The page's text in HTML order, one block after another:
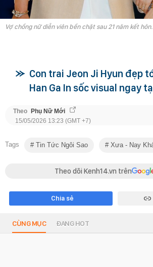
Vợ chồng nữ diễn viên bền chặt sau 21 năm kết
Con trai Jeon Ji Hyun đẹp
Han Ga In sốc visual ngay
Theo Phụ Nữ Mới
15/05/2026 13:23 (GMT +7)
Tags Tin Tức Ngôi Sao Xưa - Nay
Theo dõi Kenh14.vn trên
Chia sẻ
CÙNG MỤC ĐANG HOT